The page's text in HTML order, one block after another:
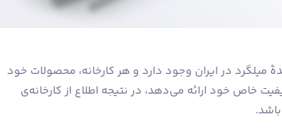
بیش از 20 تولیدکنندۀ میلگرد در ایران وجود دارد و هر کارخانه، محصولات خود
خاص خود ارائه می‌دهد، در نتیجه اطلاع از کارخانه‌ی